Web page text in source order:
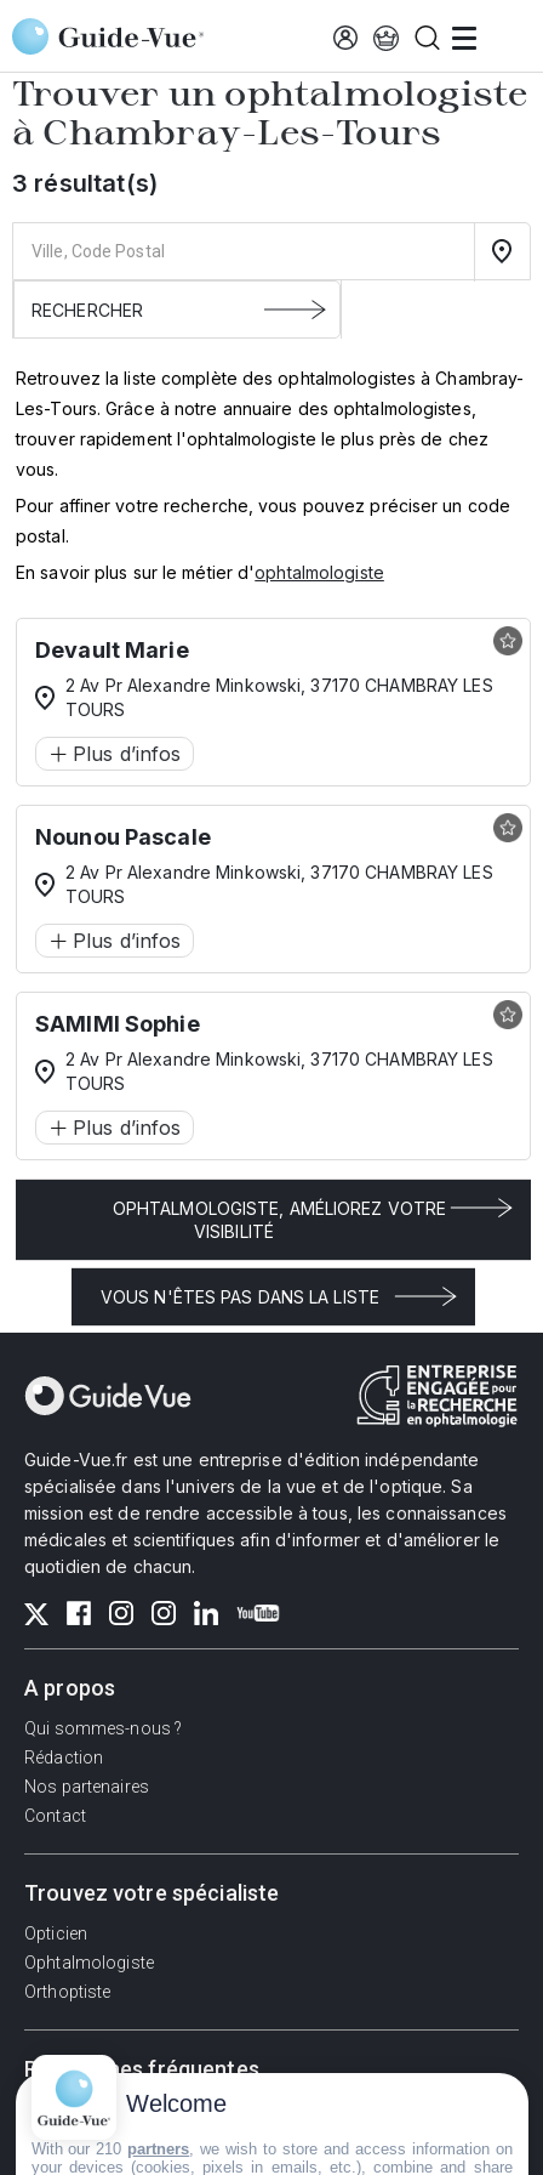
Aller au contenu principal
Accueil Annuaire des ophtalmologistes Chambray-Les-Tours
Trouver un ophtalmologiste
à Chambray-Les-Tours
3 résultat(s)
Retrouvez la liste complète des ophtalmologistes à Chambray-
Les-Tours. Grâce à notre annuaire des ophtalmologistes,
trouver rapidement l'ophtalmologiste le plus près de chez
vous.
Pour affiner votre recherche, vous pouvez préciser un code
postal.
En savoir plus sur le métier d'ophtalmologiste
Devault Marie
2 Av Pr Alexandre Minkowski, 37170 CHAMBRAY LES
TOURS
Plus d’infos
Nounou Pascale
2 Av Pr Alexandre Minkowski, 37170 CHAMBRAY LES
TOURS
Plus d’infos
SAMIMI Sophie
2 Av Pr Alexandre Minkowski, 37170 CHAMBRAY LES
TOURS
Plus d’infos
OPHTALMOLOGISTE, AMÉLIOREZ VOTRE
VISIBILITÉ
VOUS N'ÊTES PAS DANS LA LISTE
Guide-Vue.fr est une entreprise d'édition indépendante
spécialisée dans l'univers de la vue et de l'optique. Sa
mission est de rendre accessible à tous, les connaissances
médicales et scientifiques afin d'informer et d'améliorer le
quotidien de chacun.
A propos
Qui sommes-nous ?
Rédaction
Nos partenaires
Contact
Trouvez votre spécialiste
Opticien
Ophtalmologiste
Orthoptiste
Recherches fréquentes
Pathologies adultes
Signes d'une urgence ophtalmologique
La vision
Welcome
With our 210 partners , we wish to store and access information on
your devices (cookies, pixels in emails, etc.), combine and share